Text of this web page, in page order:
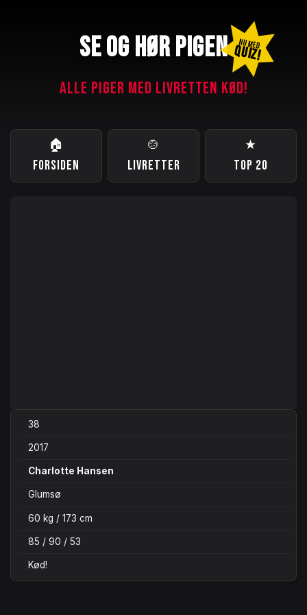
SE OG HØR PIGEN NU MED
QUIZ!
ALLE PIGER MED LIVRETTEN KØD!
🏠
FORSIDEN
🍲
LIVRETTER
★
TOP 20
38
2017
Charlotte Hansen
Glumsø
60 kg / 173 cm
85 / 90 / 53
Kød!